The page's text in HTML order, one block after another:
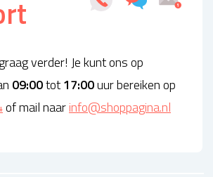
verder! Je kunt ons op
09:00tot17:00uur bereiken op
of mail naarinfo@shoppagina.nl